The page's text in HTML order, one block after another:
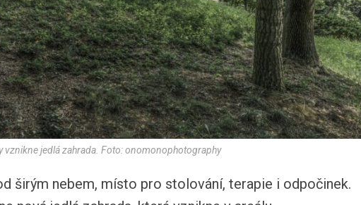
vznikne jedlá zahrada. Foto: onomonophotography
širým nebem, místo pro stolování, terapie i odpočinek.